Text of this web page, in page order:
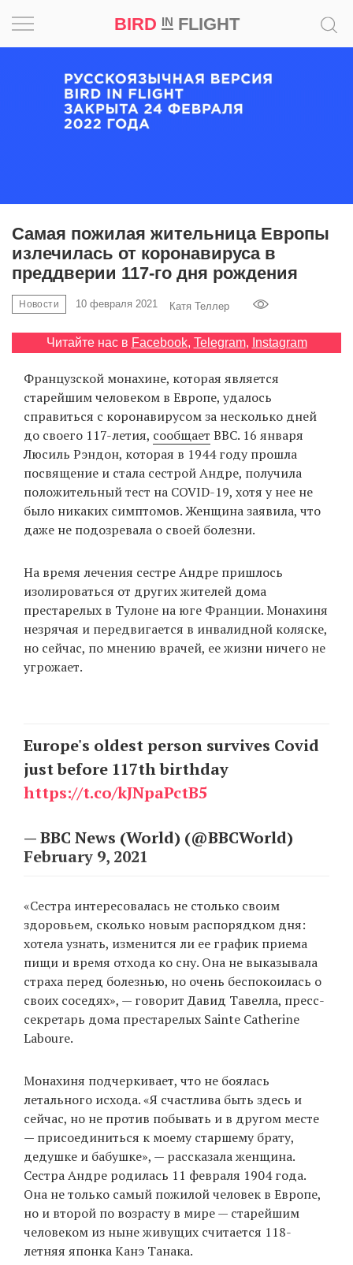
BIRD INFLIGHT
Самая пожилая жительница Европы
излечилась от коронавируса в
преддверии 117-го дня рождения
Новости 10 февраля 2021 Катя Теллер
Читайте нас в Facebook, Telegram, Instagram
Французской монахине, которая является
старейшим человеком в Европе, удалось
справиться с коронавирусом за несколько дней
до своего 117-летия, сообщает BBC. 16 января
Люсиль Рэндон, которая в 1944 году прошла
посвящение и стала сестрой Андре, получила
положительный тест на COVID-19, хотя у нее не
было никаких симптомов. Женщина заявила, что
даже не подозревала о своей болезни.
На время лечения сестре Андре пришлось
изолироваться от других жителей дома
престарелых в Тулоне на юге Франции. Монахиня
незрячая и передвигается в инвалидной коляске,
но сейчас, по мнению врачей, ее жизни ничего не
угрожает.
Europe's oldest person survives Covid
just before 117th birthday
https://t.co/kJNpaPctB5
— BBC News (World) (@BBCWorld)
February 9, 2021
«Сестра интересовалась не столько своим
здоровьем, сколько новым распорядком дня:
хотела узнать, изменится ли ее график приема
пищи и время отхода ко сну. Она не выказывала
страха перед болезнью, но очень беспокоилась о
своих соседях», — говорит Давид Тавелла, пресс-
секретарь дома престарелых Sainte Catherine
Laboure.
Монахиня подчеркивает, что не боялась
летального исхода. «Я счастлива быть здесь и
сейчас, но не против побывать и в другом месте
— присоединиться к моему старшему брату,
дедушке и бабушке», — рассказала женщина.
Сестра Андре родилась 11 февраля 1904 года.
Она не только самый пожилой человек в Европе,
но и второй по возрасту в мире — старейшим
человеком из ныне живущих считается 118-
летняя японка Канэ Танака.